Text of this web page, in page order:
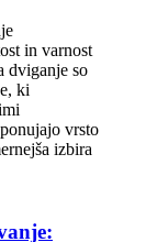
in varnost
dviganje so
ki
vrsto
izbira